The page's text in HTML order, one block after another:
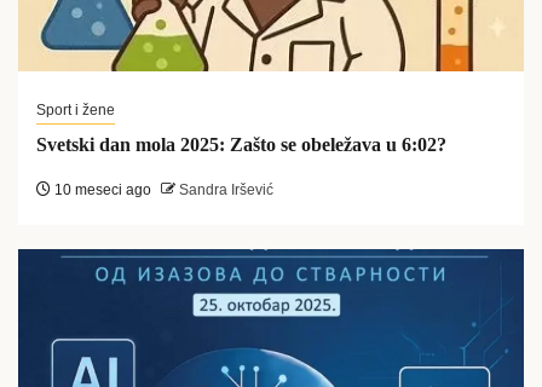
Sport i žene
Svetski dan mola 2025: Zašto se obeležava u 6:02?
10 meseci ago Sandra Iršević